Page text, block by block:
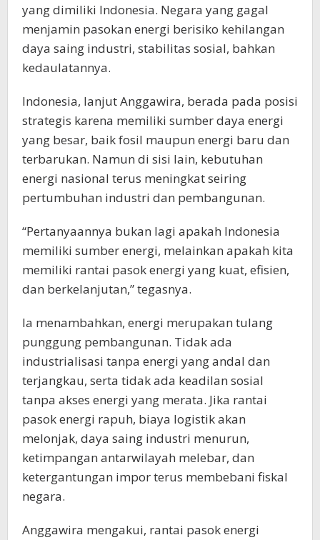
yang dimiliki Indonesia. Negara yang gagal
menjamin pasokan energi berisiko kehilangan
daya saing industri, stabilitas sosial, bahkan
kedaulatannya.
Indonesia, lanjut Anggawira, berada pada posisi
strategis karena memiliki sumber daya energi
yang besar, baik fosil maupun energi baru dan
terbarukan. Namun di sisi lain, kebutuhan
energi nasional terus meningkat seiring
pertumbuhan industri dan pembangunan.
“Pertanyaannya bukan lagi apakah Indonesia
memiliki sumber energi, melainkan apakah kita
memiliki rantai pasok energi yang kuat, efisien,
dan berkelanjutan,” tegasnya.
Ia menambahkan, energi merupakan tulang
punggung pembangunan. Tidak ada
industrialisasi tanpa energi yang andal dan
terjangkau, serta tidak ada keadilan sosial
tanpa akses energi yang merata. Jika rantai
pasok energi rapuh, biaya logistik akan
melonjak, daya saing industri menurun,
ketimpangan antarwilayah melebar, dan
ketergantungan impor terus membebani fiskal
negara.
Anggawira mengakui, rantai pasok energi